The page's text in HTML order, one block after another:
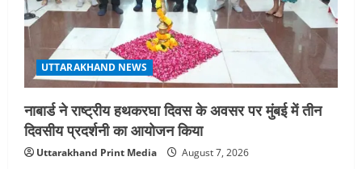
UTTARAKHAND NEWS
नाबार्ड ने राष्ट्रीय हथकरघा दिवस के अवसर पर मुंबई में तीन
दिवसीय प्रदर्शनी का आयोजन किया
Uttarakhand Print Media August 7, 2026